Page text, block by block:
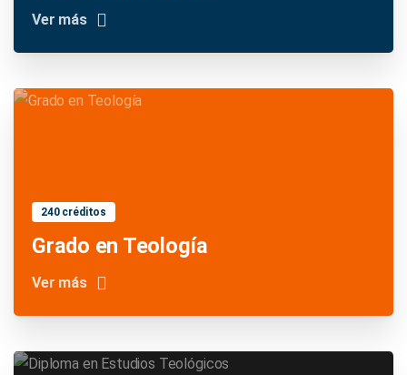
Ver más
240 créditos
Grado en Teología
Ver más